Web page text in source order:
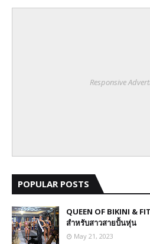
Responsive
POPULAR POSTS
QUEEN OF BIKINI &
สำหรับสาวสายปั้นหุ่น
May 21, 2023